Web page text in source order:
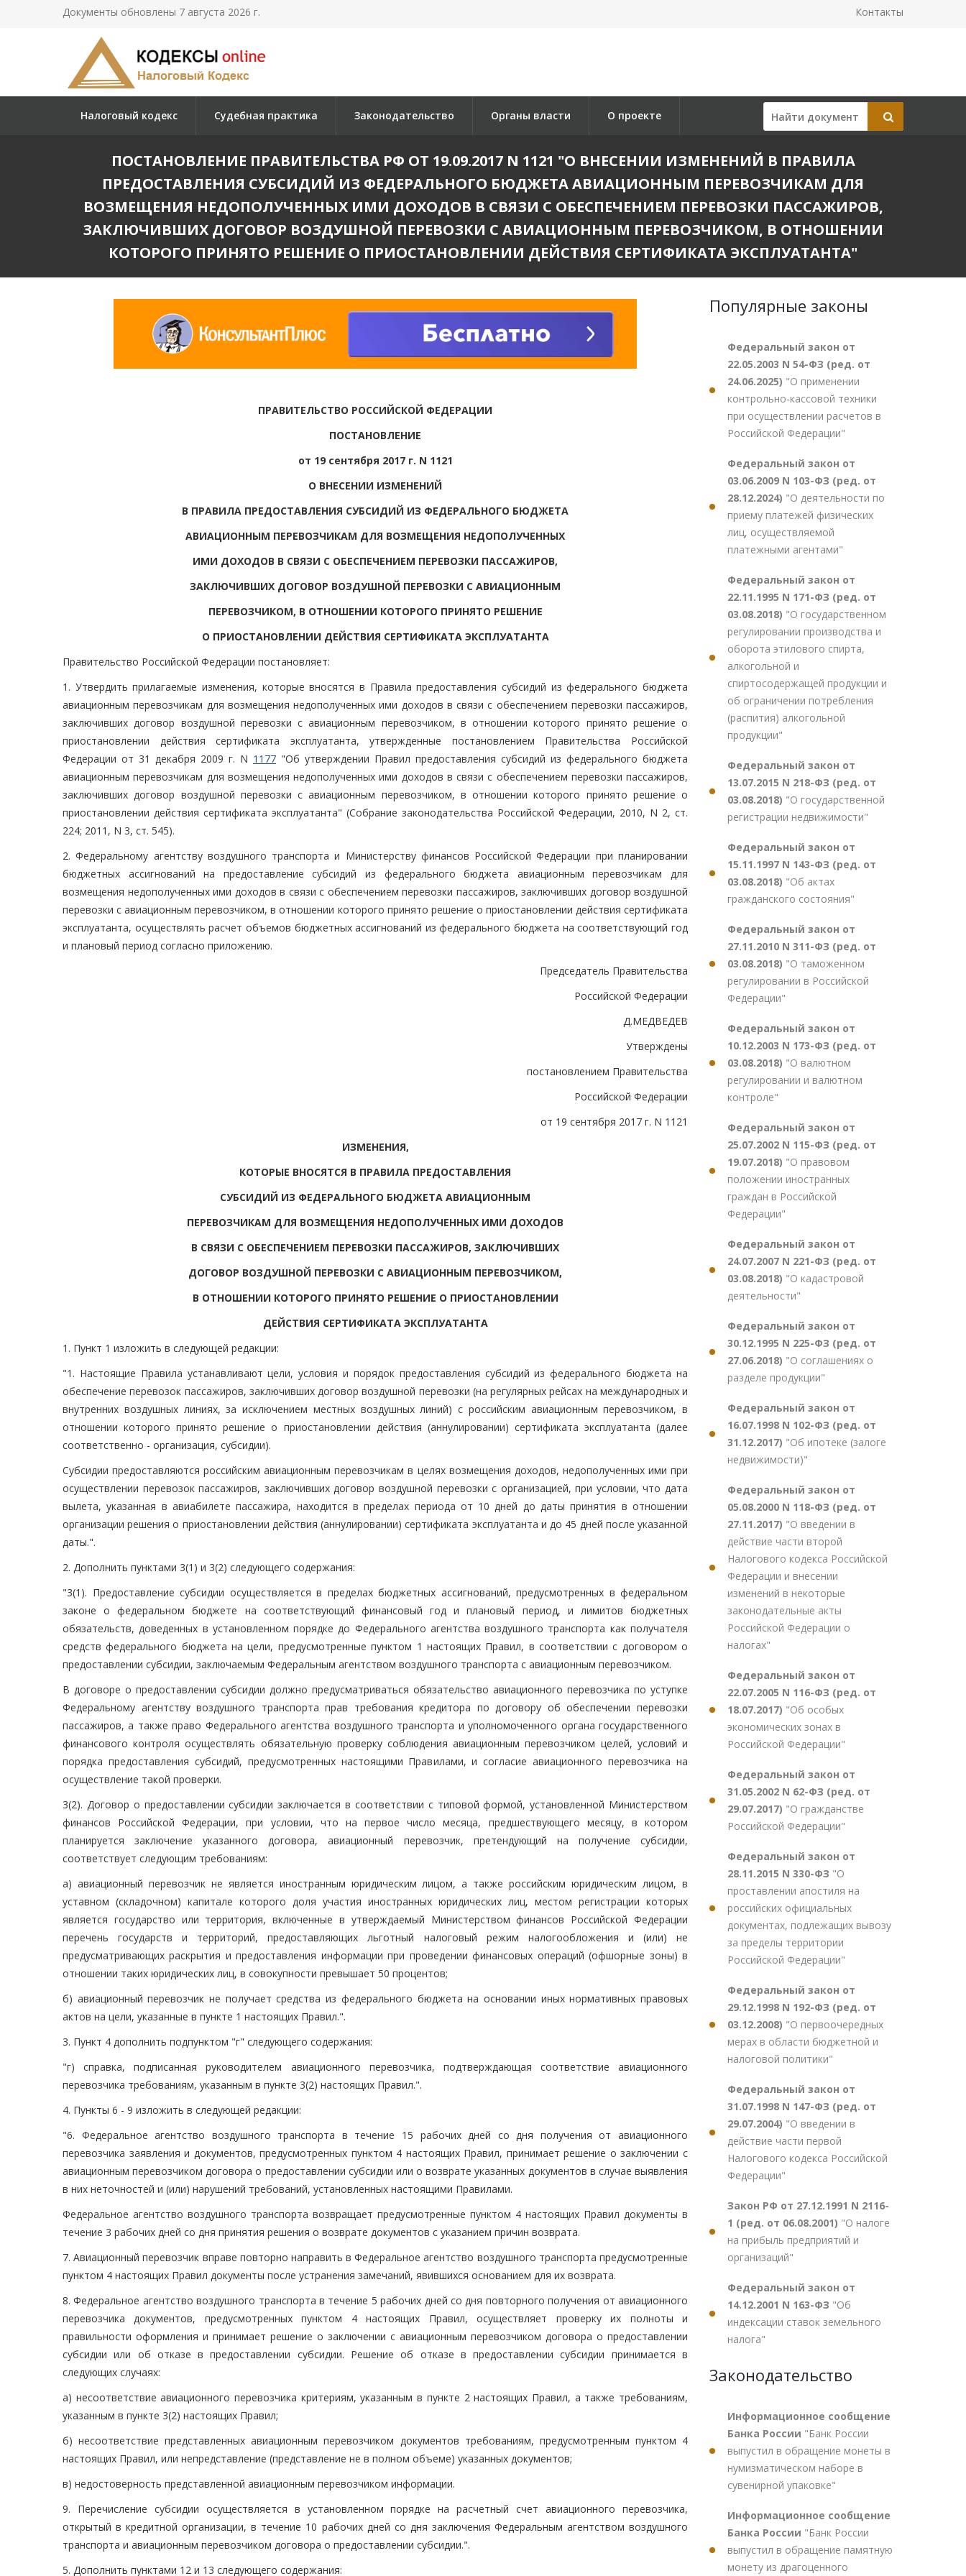
Документы обновлены 7 августа 2026 г. Контакты
Налоговый кодекс Судебная практика Законодательство Органы власти О проекте
ПОСТАНОВЛЕНИЕ ПРАВИТЕЛЬСТВА РФ ОТ 19.09.2017 N 1121 "О ВНЕСЕНИИ ИЗМЕНЕНИЙ В ПРАВИЛА
ПРЕДОСТАВЛЕНИЯ СУБСИДИЙ ИЗ ФЕДЕРАЛЬНОГО БЮДЖЕТА АВИАЦИОННЫМ ПЕРЕВОЗЧИКАМ ДЛЯ
ВОЗМЕЩЕНИЯ НЕДОПОЛУЧЕННЫХ ИМИ ДОХОДОВ В СВЯЗИ С ОБЕСПЕЧЕНИЕМ ПЕРЕВОЗКИ ПАССАЖИРОВ,
ЗАКЛЮЧИВШИХ ДОГОВОР ВОЗДУШНОЙ ПЕРЕВОЗКИ С АВИАЦИОННЫМ ПЕРЕВОЗЧИКОМ, В ОТНОШЕНИИ
КОТОРОГО ПРИНЯТО РЕШЕНИЕ О ПРИОСТАНОВЛЕНИИ ДЕЙСТВИЯ СЕРТИФИКАТА ЭКСПЛУАТАНТА"
ПРАВИТЕЛЬСТВО РОССИЙСКОЙ ФЕДЕРАЦИИ
ПОСТАНОВЛЕНИЕ
от 19 сентября 2017 г. N 1121
О ВНЕСЕНИИ ИЗМЕНЕНИЙ
В ПРАВИЛА ПРЕДОСТАВЛЕНИЯ СУБСИДИЙ ИЗ ФЕДЕРАЛЬНОГО БЮДЖЕТА
АВИАЦИОННЫМ ПЕРЕВОЗЧИКАМ ДЛЯ ВОЗМЕЩЕНИЯ НЕДОПОЛУЧЕННЫХ
ИМИ ДОХОДОВ В СВЯЗИ С ОБЕСПЕЧЕНИЕМ ПЕРЕВОЗКИ ПАССАЖИРОВ,
ЗАКЛЮЧИВШИХ ДОГОВОР ВОЗДУШНОЙ ПЕРЕВОЗКИ С АВИАЦИОННЫМ
ПЕРЕВОЗЧИКОМ, В ОТНОШЕНИИ КОТОРОГО ПРИНЯТО РЕШЕНИЕ
О ПРИОСТАНОВЛЕНИИ ДЕЙСТВИЯ СЕРТИФИКАТА ЭКСПЛУАТАНТА
Правительство Российской Федерации постановляет:
1. Утвердить прилагаемые изменения, которые вносятся в Правила предоставления субсидий из федерального бюджета
авиационным перевозчикам для возмещения недополученных ими доходов в связи с обеспечением перевозки пассажиров,
заключивших договор воздушной перевозки с авиационным перевозчиком, в отношении которого принято решение о
приостановлении действия сертификата эксплуатанта, утвержденные постановлением Правительства Российской
Федерации от 31 декабря 2009 г. N 1177 "Об утверждении Правил предоставления субсидий из федерального бюджета
авиационным перевозчикам для возмещения недополученных ими доходов в связи с обеспечением перевозки пассажиров,
заключивших договор воздушной перевозки с авиационным перевозчиком, в отношении которого принято решение о
приостановлении действия сертификата эксплуатанта" (Собрание законодательства Российской Федерации, 2010, N 2, ст.
224; 2011, N 3, ст. 545).
2. Федеральному агентству воздушного транспорта и Министерству финансов Российской Федерации при планировании
бюджетных ассигнований на предоставление субсидий из федерального бюджета авиационным перевозчикам для
возмещения недополученных ими доходов в связи с обеспечением перевозки пассажиров, заключивших договор воздушной
перевозки с авиационным перевозчиком, в отношении которого принято решение о приостановлении действия сертификата
эксплуатанта, осуществлять расчет объемов бюджетных ассигнований из федерального бюджета на соответствующий год
и плановый период согласно приложению.
Председатель Правительства
Российской Федерации
Д.МЕДВЕДЕВ
Утверждены
постановлением Правительства
Российской Федерации
от 19 сентября 2017 г. N 1121
ИЗМЕНЕНИЯ,
КОТОРЫЕ ВНОСЯТСЯ В ПРАВИЛА ПРЕДОСТАВЛЕНИЯ
СУБСИДИЙ ИЗ ФЕДЕРАЛЬНОГО БЮДЖЕТА АВИАЦИОННЫМ
ПЕРЕВОЗЧИКАМ ДЛЯ ВОЗМЕЩЕНИЯ НЕДОПОЛУЧЕННЫХ ИМИ ДОХОДОВ
В СВЯЗИ С ОБЕСПЕЧЕНИЕМ ПЕРЕВОЗКИ ПАССАЖИРОВ, ЗАКЛЮЧИВШИХ
ДОГОВОР ВОЗДУШНОЙ ПЕРЕВОЗКИ С АВИАЦИОННЫМ ПЕРЕВОЗЧИКОМ,
В ОТНОШЕНИИ КОТОРОГО ПРИНЯТО РЕШЕНИЕ О ПРИОСТАНОВЛЕНИИ
ДЕЙСТВИЯ СЕРТИФИКАТА ЭКСПЛУАТАНТА
1. Пункт 1 изложить в следующей редакции:
"1. Настоящие Правила устанавливают цели, условия и порядок предоставления субсидий из федерального бюджета на
обеспечение перевозок пассажиров, заключивших договор воздушной перевозки (на регулярных рейсах на международных и
внутренних воздушных линиях, за исключением местных воздушных линий) с российским авиационным перевозчиком, в
отношении которого принято решение о приостановлении действия (аннулировании) сертификата эксплуатанта (далее
соответственно - организация, субсидии).
Субсидии предоставляются российским авиационным перевозчикам в целях возмещения доходов, недополученных ими при
осуществлении перевозок пассажиров, заключивших договор воздушной перевозки с организацией, при условии, что дата
вылета, указанная в авиабилете пассажира, находится в пределах периода от 10 дней до даты принятия в отношении
организации решения о приостановлении действия (аннулировании) сертификата эксплуатанта и до 45 дней после указанной
даты.".
2. Дополнить пунктами 3(1) и 3(2) следующего содержания:
"3(1). Предоставление субсидии осуществляется в пределах бюджетных ассигнований, предусмотренных в федеральном
законе о федеральном бюджете на соответствующий финансовый год и плановый период, и лимитов бюджетных
обязательств, доведенных в установленном порядке до Федерального агентства воздушного транспорта как получателя
средств федерального бюджета на цели, предусмотренные пунктом 1 настоящих Правил, в соответствии с договором о
предоставлении субсидии, заключаемым Федеральным агентством воздушного транспорта с авиационным перевозчиком.
В договоре о предоставлении субсидии должно предусматриваться обязательство авиационного перевозчика по уступке
Федеральному агентству воздушного транспорта прав требования кредитора по договору об обеспечении перевозки
пассажиров, а также право Федерального агентства воздушного транспорта и уполномоченного органа государственного
финансового контроля осуществлять обязательную проверку соблюдения авиационным перевозчиком целей, условий и
порядка предоставления субсидий, предусмотренных настоящими Правилами, и согласие авиационного перевозчика на
осуществление такой проверки.
3(2). Договор о предоставлении субсидии заключается в соответствии с типовой формой, установленной Министерством
финансов Российской Федерации, при условии, что на первое число месяца, предшествующего месяцу, в котором
планируется заключение указанного договора, авиационный перевозчик, претендующий на получение субсидии,
соответствует следующим требованиям:
а) авиационный перевозчик не является иностранным юридическим лицом, а также российским юридическим лицом, в
уставном (складочном) капитале которого доля участия иностранных юридических лиц, местом регистрации которых
является государство или территория, включенные в утверждаемый Министерством финансов Российской Федерации
перечень государств и территорий, предоставляющих льготный налоговый режим налогообложения и (или) не
предусматривающих раскрытия и предоставления информации при проведении финансовых операций (офшорные зоны) в
отношении таких юридических лиц, в совокупности превышает 50 процентов;
б) авиационный перевозчик не получает средства из федерального бюджета на основании иных нормативных правовых
актов на цели, указанные в пункте 1 настоящих Правил.".
3. Пункт 4 дополнить подпунктом "г" следующего содержания:
"г) справка, подписанная руководителем авиационного перевозчика, подтверждающая соответствие авиационного
перевозчика требованиям, указанным в пункте 3(2) настоящих Правил.".
4. Пункты 6 - 9 изложить в следующей редакции:
"6. Федеральное агентство воздушного транспорта в течение 15 рабочих дней со дня получения от авиационного
перевозчика заявления и документов, предусмотренных пунктом 4 настоящих Правил, принимает решение о заключении с
авиационным перевозчиком договора о предоставлении субсидии или о возврате указанных документов в случае выявления
в них неточностей и (или) нарушений требований, установленных настоящими Правилами.
Федеральное агентство воздушного транспорта возвращает предусмотренные пунктом 4 настоящих Правил документы в
течение 3 рабочих дней со дня принятия решения о возврате документов с указанием причин возврата.
7. Авиационный перевозчик вправе повторно направить в Федеральное агентство воздушного транспорта предусмотренные
пунктом 4 настоящих Правил документы после устранения замечаний, явившихся основанием для их возврата.
8. Федеральное агентство воздушного транспорта в течение 5 рабочих дней со дня повторного получения от авиационного
перевозчика документов, предусмотренных пунктом 4 настоящих Правил, осуществляет проверку их полноты и
правильности оформления и принимает решение о заключении с авиационным перевозчиком договора о предоставлении
субсидии или об отказе в предоставлении субсидии. Решение об отказе в предоставлении субсидии принимается в
следующих случаях:
а) несоответствие авиационного перевозчика критериям, указанным в пункте 2 настоящих Правил, а также требованиям,
указанным в пункте 3(2) настоящих Правил;
б) несоответствие представленных авиационным перевозчиком документов требованиям, предусмотренным пунктом 4
настоящих Правил, или непредставление (представление не в полном объеме) указанных документов;
в) недостоверность представленной авиационным перевозчиком информации.
9. Перечисление субсидии осуществляется в установленном порядке на расчетный счет авиационного перевозчика,
открытый в кредитной организации, в течение 10 рабочих дней со дня заключения Федеральным агентством воздушного
транспорта и авиационным перевозчиком договора о предоставлении субсидии.".
5. Дополнить пунктами 12 и 13 следующего содержания:
Популярные законы
Федеральный закон от
22.05.2003 N 54-ФЗ (ред. от
24.06.2025) "О применении
контрольно-кассовой техники
при осуществлении расчетов в
Российской Федерации"
Федеральный закон от
03.06.2009 N 103-ФЗ (ред. от
28.12.2024) "О деятельности по
приему платежей физических
лиц, осуществляемой
платежными агентами"
Федеральный закон от
22.11.1995 N 171-ФЗ (ред. от
03.08.2018) "О государственном
регулировании производства и
оборота этилового спирта,
алкогольной и
спиртосодержащей продукции и
об ограничении потребления
(распития) алкогольной
продукции"
Федеральный закон от
13.07.2015 N 218-ФЗ (ред. от
03.08.2018) "О государственной
регистрации недвижимости"
Федеральный закон от
15.11.1997 N 143-ФЗ (ред. от
03.08.2018) "Об актах
гражданского состояния"
Федеральный закон от
27.11.2010 N 311-ФЗ (ред. от
03.08.2018) "О таможенном
регулировании в Российской
Федерации"
Федеральный закон от
10.12.2003 N 173-ФЗ (ред. от
03.08.2018) "О валютном
регулировании и валютном
контроле"
Федеральный закон от
25.07.2002 N 115-ФЗ (ред. от
19.07.2018) "О правовом
положении иностранных
граждан в Российской
Федерации"
Федеральный закон от
24.07.2007 N 221-ФЗ (ред. от
03.08.2018) "О кадастровой
деятельности"
Федеральный закон от
30.12.1995 N 225-ФЗ (ред. от
27.06.2018) "О соглашениях о
разделе продукции"
Федеральный закон от
16.07.1998 N 102-ФЗ (ред. от
31.12.2017) "Об ипотеке (залоге
недвижимости)"
Федеральный закон от
05.08.2000 N 118-ФЗ (ред. от
27.11.2017) "О введении в
действие части второй
Налогового кодекса Российской
Федерации и внесении
изменений в некоторые
законодательные акты
Российской Федерации о
налогах"
Федеральный закон от
22.07.2005 N 116-ФЗ (ред. от
18.07.2017) "Об особых
экономических зонах в
Российской Федерации"
Федеральный закон от
31.05.2002 N 62-ФЗ (ред. от
29.07.2017) "О гражданстве
Российской Федерации"
Федеральный закон от
28.11.2015 N 330-ФЗ "О
проставлении апостиля на
российских официальных
документах, подлежащих вывозу
за пределы территории
Российской Федерации"
Федеральный закон от
29.12.1998 N 192-ФЗ (ред. от
03.12.2008) "О первоочередных
мерах в области бюджетной и
налоговой политики"
Федеральный закон от
31.07.1998 N 147-ФЗ (ред. от
29.07.2004) "О введении в
действие части первой
Налогового кодекса Российской
Федерации"
Закон РФ от 27.12.1991 N 2116-
1 (ред. от 06.08.2001) "О налоге
на прибыль предприятий и
организаций"
Федеральный закон от
14.12.2001 N 163-ФЗ "Об
индексации ставок земельного
налога"
Законодательство
Информационное сообщение
Банка России "Банк России
выпустил в обращение монеты в
нумизматическом наборе в
сувенирной упаковке"
Информационное сообщение
Банка России "Банк России
выпустил в обращение памятную
монету из драгоценного